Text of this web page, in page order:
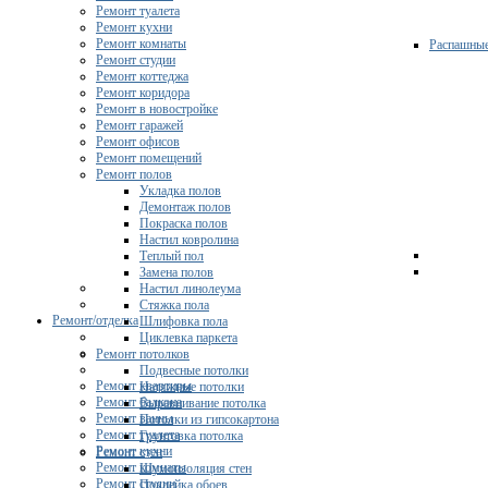
Ремонт/отделка
Ремонт квартиры
Ремонт балкона
Ремонт ванны
Ремонт туалета
Ремонт кухни
Ремонт комнаты
Ремонт студии
Ремонт туалета
Ремонт кухни
Ремонт комнаты
Ремонт студии
Ремонт коттеджа
Ремонт коридора
Ремонт в новостройке
Ремонт гаражей
Ремонт офисов
Ремонт помещений
Ремонт полов
Укладка полов
Демонтаж полов
Покраска полов
Настил ковролина
Теплый пол
Замена полов
Настил линолеума
Стяжка пола
Шлифовка пола
Циклевка паркета
Ремонт потолков
Подвесные потолки
Натяжные потолки
Выравнивание потолка
Потолки из гипсокартона
Грунтовка потолка
Ремонт стен
Шумоизоляция стен
Поклейка обоев